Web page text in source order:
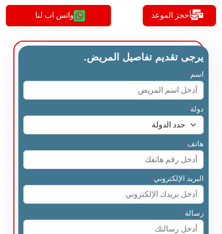
أحجز الموعد واتس اب لنا
يرجى تقديم تفاصيل المريض.
اسم *
دولة*
هاتف*
البريد الإلكتروني*
رسالة*